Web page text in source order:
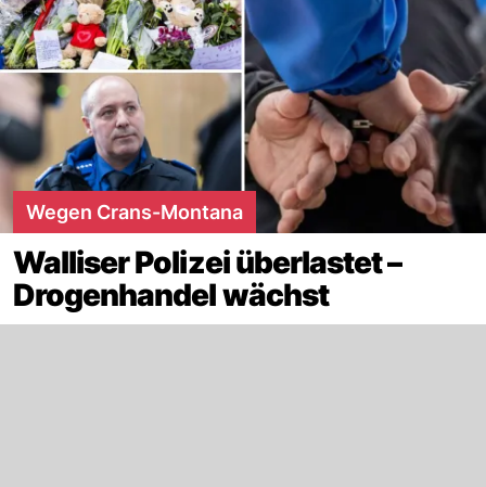
Wegen Crans-Montana
Walliser Polizei überlastet –
Drogenhandel wächst